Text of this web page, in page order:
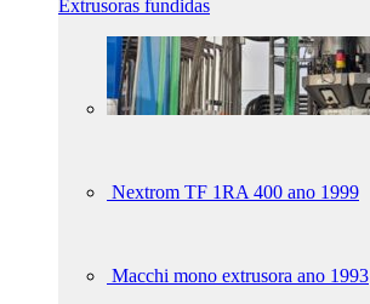
Extrusoras fundidas
Nextrom TF 1RA 400 ano 1999
Macchi mono extrusora ano 1993